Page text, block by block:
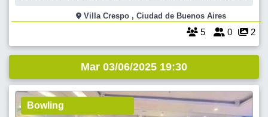
salón del entrepiso , además el club tiene buffet en el cual podremo
Villa Crespo , Ciudad de Buenos Aires
5 0 2
Mar 03/06/2025 19:30
Bowling